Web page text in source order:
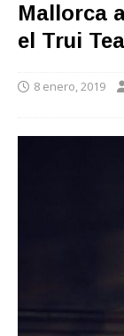
Mallorca
el Trui
8 enero, 2019